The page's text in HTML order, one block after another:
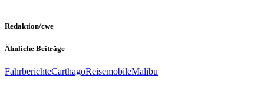
Redaktion/cwe
Ähnliche Beiträge
FahrberichteCarthagoReisemobileMalibu